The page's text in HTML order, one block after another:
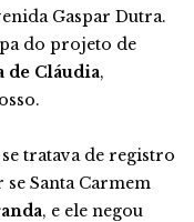
Gaspar Dutra.
do projeto de
de Cláudia,
tratava de registro
Santa Carmem
, e ele negou